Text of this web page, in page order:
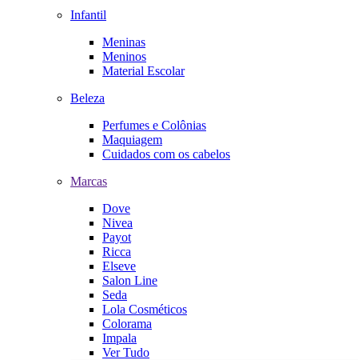
Infantil
Meninas
Meninos
Material Escolar
Beleza
Perfumes e Colônias
Maquiagem
Cuidados com os cabelos
Marcas
Dove
Nivea
Payot
Ricca
Elseve
Salon Line
Seda
Lola Cosméticos
Colorama
Impala
Ver Tudo